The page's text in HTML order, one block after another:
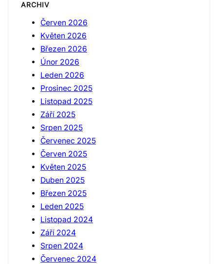
ARCHIV
Červen 2026
Květen 2026
Březen 2026
Únor 2026
Leden 2026
Prosinec 2025
Listopad 2025
Září 2025
Srpen 2025
Červenec 2025
Červen 2025
Květen 2025
Duben 2025
Březen 2025
Leden 2025
Listopad 2024
Září 2024
Srpen 2024
Červenec 2024